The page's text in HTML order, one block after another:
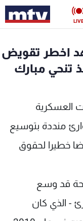
اخطر تقويض
تنحي مبارك
العسكرية
منددة بتوسيع
خطيرا لحقوق
قد وسع
- الذي كان